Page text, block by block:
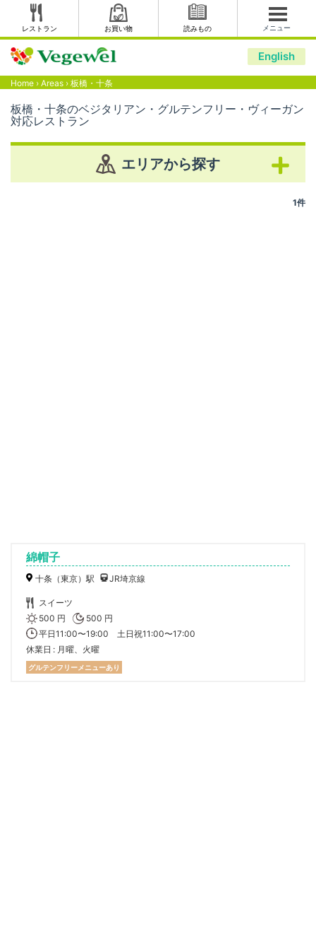
レストラン お買い物 読みもの メニュー
English
Home › Areas › 板橋・十条
板橋・十条のベジタリアン・グルテンフリー・ヴィーガン
対応レストラン
エリアから探す
1件
綿帽子
十条（東京）駅 JR埼京線
スイーツ
500 円
500 円
平日11:00〜19:00 土日祝11:00〜17:00
休業日
月曜、火曜
グルテンフリーメニューあり